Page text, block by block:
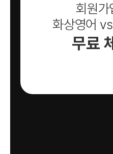
회원가
화상영어
무료